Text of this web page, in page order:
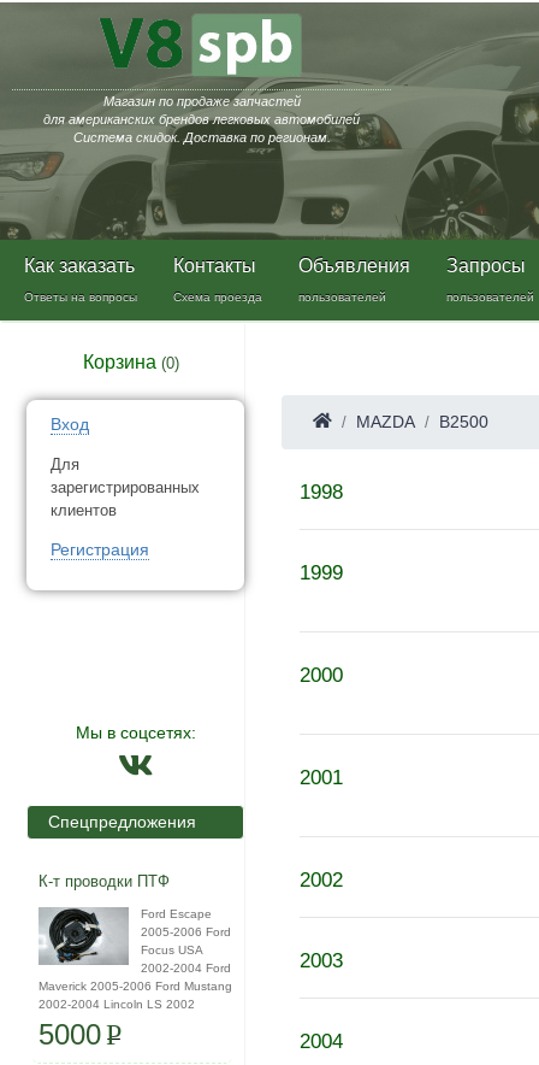
Магазин по продаже запчастей
для американских брендов легковых автомобилей
Система скидок. Доставка по регионам.
Как заказать
Ответы на вопросы
Контакты
Схема проезда
Объявления
пользователей
Запросы
пользователей
Корзина (0)
Вход
Для
зарегистрированных
клиентов
Регистрация
Мы в соцсетях:
Спецпредложения
К-т проводки ПТФ
Ford Escape
2005-2006 Ford
Focus USA
2002-2004 Ford
Maverick 2005-2006 Ford Mustang
2002-2004 Lincoln LS 2002
5000P
MAZDA B2500
1998
1999
2000
2001
2002
2003
2004